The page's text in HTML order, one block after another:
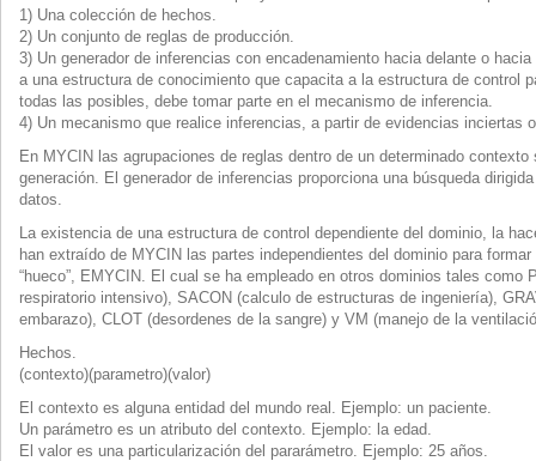
1) Una colección de hechos.
2) Un conjunto de reglas de producción.
3) Un generador de inferencias con encadenamiento hacia delante o
a una estructura de conocimiento que capacita a la estructura de control
todas las posibles, debe tomar parte en el mecanismo de inferencia.
4) Un mecanismo que realice inferencias, a partir de evidencias inciertas
En MYCIN las agrupaciones de reglas dentro de un determinado
generación. El generador de inferencias proporciona una búsqueda
datos.
La existencia de una estructura de control dependiente del dominio, la
han extraído de MYCIN las partes independientes del dominio para formar
“hueco”, EMYCIN. El cual se ha empleado en otros dominios tales como
respiratorio intensivo), SACON (calculo de estructuras de ingeniería),
embarazo), CLOT (desordenes de la sangre) y VM (manejo de la
Hechos.
(contexto)(parametro)(valor)
El contexto es alguna entidad del mundo real. Ejemplo: un paciente.
Un parámetro es un atributo del contexto. Ejemplo: la edad.
El valor es una particularización del pararámetro. Ejemplo: 25 años.